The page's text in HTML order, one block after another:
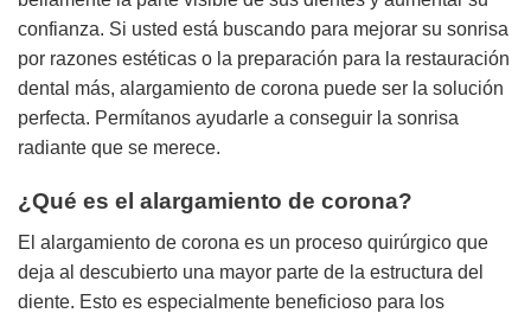
confianza. Si usted está buscando para mejorar su sonrisa
por razones estéticas o la preparación para la restauración
dental más, alargamiento de corona puede ser la solución
perfecta. Permítanos ayudarle a conseguir la sonrisa
radiante que se merece.
¿Qué es el alargamiento de corona?
El alargamiento de corona es un proceso quirúrgico que
deja al descubierto una mayor parte de la estructura del
diente. Esto es especialmente beneficioso para los